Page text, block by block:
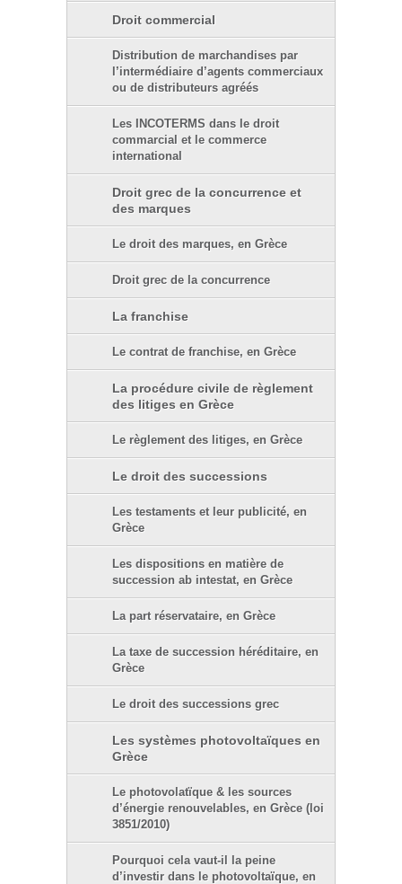
Droit commercial
Distribution de marchandises par
l’intermédiaire d’agents commerciaux
ou de distributeurs agréés
Les INCOTERMS dans le droit
commarcial et le commerce
international
Droit grec de la concurrence et
des marques
Le droit des marques, en Grèce
Droit grec de la concurrence
La franchise
Le contrat de franchise, en Grèce
La procédure civile de règlement
des litiges en Grèce
Le règlement des litiges, en Grèce
Le droit des successions
Les testaments et leur publicité, en
Grèce
Les dispositions en matière de
succession ab intestat, en Grèce
La part réservataire, en Grèce
La taxe de succession héréditaire, en
Grèce
Le droit des successions grec
Les systèmes photovoltaïques en
Grèce
Le photovolatïque & les sources
d’énergie renouvelables, en Grèce (loi
3851/2010)
Pourquoi cela vaut-il la peine
d’investir dans le photovoltaïque, en